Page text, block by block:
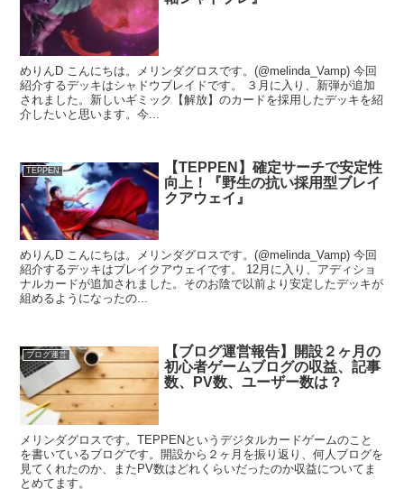
めりんD こんにちは。メリンダグロスです。(@melinda_Vamp) 今回
紹介するデッキはシャドウブレイドです。 ３月に入り、新弾が追加
されました。新しいギミック【解放】のカードを採用したデッキを紹
介したいと思います。今...
TEPPEN
【TEPPEN】確定サーチで安定性
向上！『野生の抗い採用型ブレイ
クアウェイ』
めりんD こんにちは。メリンダグロスです。(@melinda_Vamp) 今回
紹介するデッキはブレイクアウェイです。 12月に入り、アディショ
ナルカードが追加されました。そのお陰で以前より安定したデッキが
組めるようになったの...
ブログ運営
【ブログ運営報告】開設２ヶ月の
初心者ゲームブログの収益、記事
数、PV数、ユーザー数は？
メリンダグロスです。TEPPENというデジタルカードゲームのこと
を書いているブログです。開設から２ヶ月を振り返り、何人ブログを
見てくれたのか、またPV数はどれくらいだったのか収益についてま
とめてます。